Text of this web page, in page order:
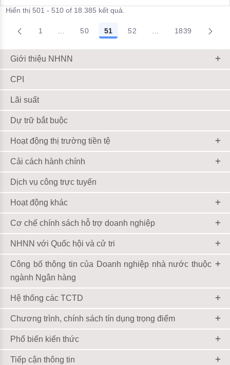
Hiển thị 501 - 510 of 18.385 kết quả.
1 ...Trang trung gian Use TAB to navigate.
50 51 52 ...Trang trung gian
1839
Giới thiệu NHNN
CPI
Lãi suất
Dự trữ bắt buộc
Hoạt động thị trường tiền tệ
Cải cách hành chính
Dịch vụ công trực tuyến
Hoạt động khác
Cơ chế chính sách hỗ trợ doanh nghiệp
NHNN với Quốc hội và cử tri
Công bố thông tin của Doanh nghiệp nhà nước thuộc
ngành Ngân hàng
Hệ thống các TCTD
Chương trình, chính sách tín dụng trọng điểm
Phổ biến kiến thức
Tiếp cận thông tin